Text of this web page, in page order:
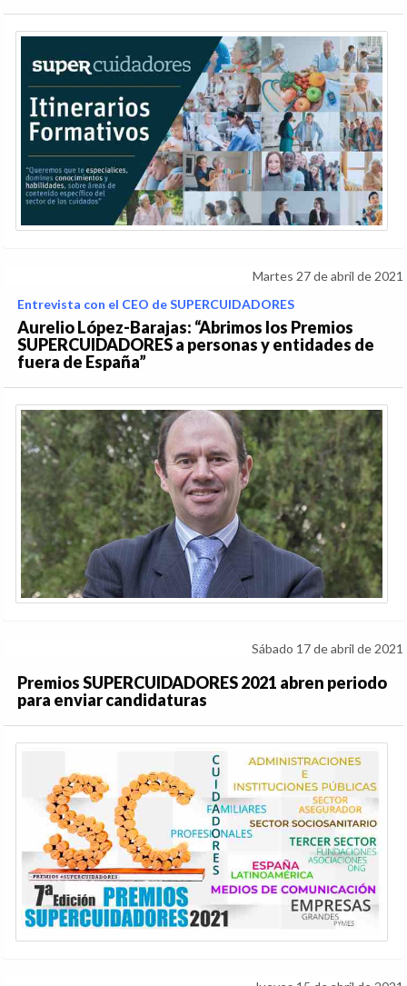
Martes 27 de abril de 2021
Entrevista con el CEO de SUPERCUIDADORES
Aurelio López-Barajas: “Abrimos los Premios
SUPERCUIDADORES a personas y entidades de
fuera de España”
Sábado 17 de abril de 2021
Premios SUPERCUIDADORES 2021 abren periodo
para enviar candidaturas